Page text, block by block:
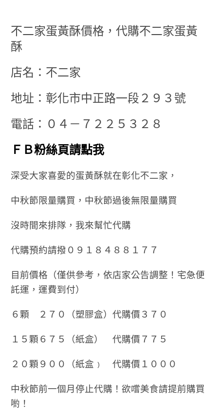
不二家蛋黃酥價格，代購不二家蛋黃
酥
店名：不二家
地址：彰化市中正路一段２９３號
電話：０４－７２２５３２８
ＦＢ粉絲頁請點我
深受大家喜愛的蛋黃酥就在彰化不二家，
中秋節限量購買，中秋節過後無限量購買
沒時間來排隊，我來幫忙代購
代購預約請撥０９１８４８８１７７
目前價格（僅供參考，依店家公告調整！宅急便
託運，運費到付）
６顆 ２７０（塑膠盒）代購價３７０
１５顆６７５（紙盒） 代購價７７５
２０顆９００（紙盒﹚ 代購價１０００
中秋節前一個月停止代購！欲嚐美食請提前購買
喲！